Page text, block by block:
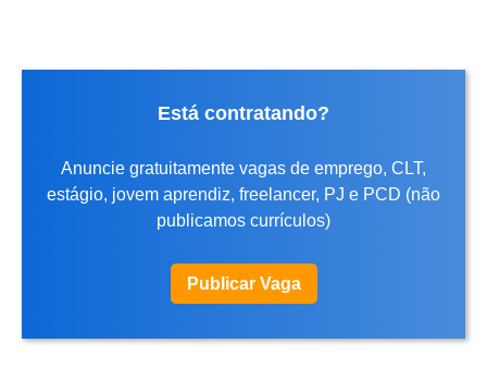
Está contratando?
Anuncie gratuitamente vagas de emprego, CLT,
estágio, jovem aprendiz, freelancer, PJ e PCD (não
publicamos currículos)
Publicar Vaga